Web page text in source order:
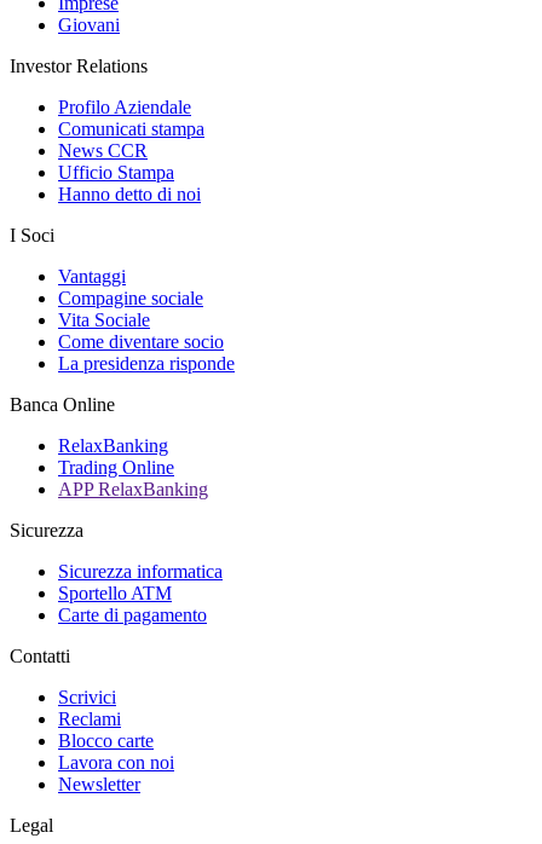
Giovani
Investor Relations
Profilo Aziendale
Comunicati stampa
News CCR
Ufficio Stampa
Hanno detto di noi
I Soci
Vantaggi
Compagine sociale
Vita Sociale
Come diventare socio
La presidenza risponde
Banca Online
RelaxBanking
Trading Online
APP RelaxBanking
Sicurezza
Sicurezza informatica
Sportello ATM
Carte di pagamento
Contatti
Scrivici
Reclami
Blocco carte
Lavora con noi
Newsletter
Legal